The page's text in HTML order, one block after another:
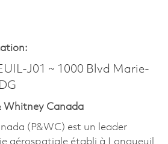
J01 ~ 1000 Blvd Marie-
Whitney Canada
(P&WC) est un leader
aérospatiale établi à Longueuil,